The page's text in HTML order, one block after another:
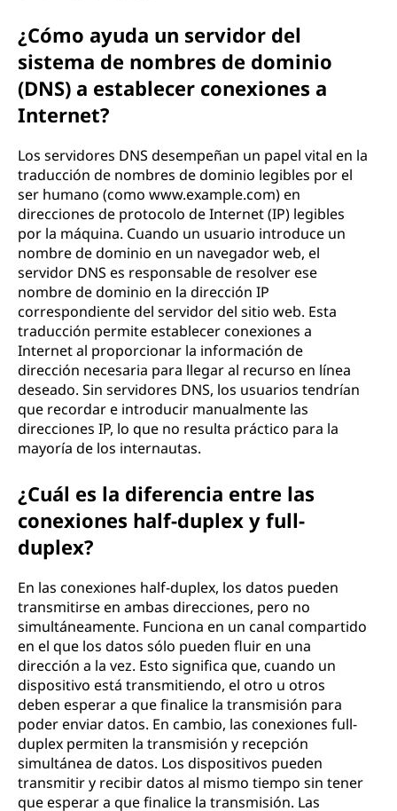
¿Cómo ayuda un servidor del
sistema de nombres de dominio
(DNS) a establecer conexiones a
Internet?
Los servidores DNS desempeñan un papel vital en la
traducción de nombres de dominio legibles por el
ser humano (como www.example.com) en
direcciones de protocolo de Internet (IP) legibles
por la máquina. Cuando un usuario introduce un
nombre de dominio en un navegador web, el
servidor DNS es responsable de resolver ese
nombre de dominio en la dirección IP
correspondiente del servidor del sitio web. Esta
traducción permite establecer conexiones a
Internet al proporcionar la información de
dirección necesaria para llegar al recurso en línea
deseado. Sin servidores DNS, los usuarios tendrían
que recordar e introducir manualmente las
direcciones IP, lo que no resulta práctico para la
mayoría de los internautas.
¿Cuál es la diferencia entre las
conexiones half-duplex y full-
duplex?
En las conexiones half-duplex, los datos pueden
transmitirse en ambas direcciones, pero no
simultáneamente. Funciona en un canal compartido
en el que los datos sólo pueden fluir en una
dirección a la vez. Esto significa que, cuando un
dispositivo está transmitiendo, el otro u otros
deben esperar a que finalice la transmisión para
poder enviar datos. En cambio, las conexiones full-
duplex permiten la transmisión y recepción
simultánea de datos. Los dispositivos pueden
transmitir y recibir datos al mismo tiempo sin tener
que esperar a que finalice la transmisión. Las